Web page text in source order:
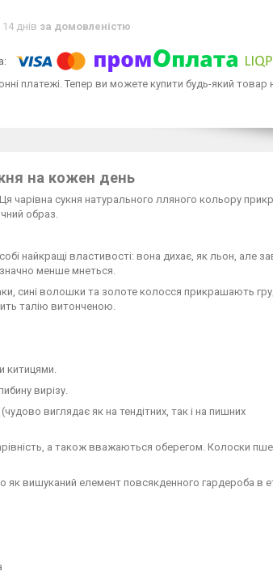
днів за домовленістю
платежі. Тепер ви можете купити будь-який товар
на кожен день
чарівна сукня натурального лляного кольору
образ.
найкращі властивості: вона дихає, як льон, але
менше мнеться.
сині волошки та золоте колосся прикрашають
талію витонченою.
китицями.
вирізу.
виглядає як на тендітних, так і на пишних
а також вважаються оберегом. Колоски
як вишуканий елемент повсякденного гардероба в